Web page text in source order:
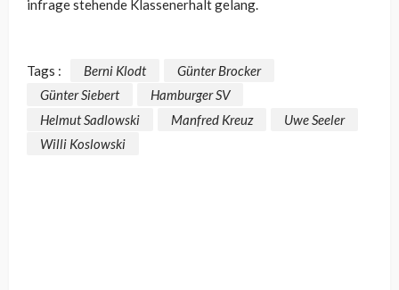
infrage stehende Klassenerhalt gelang.
Tags : Berni Klodt
Günter Brocker
Günter Siebert
Hamburger SV
Helmut Sadlowski
Manfred Kreuz
Uwe Seeler
Willi Koslowski